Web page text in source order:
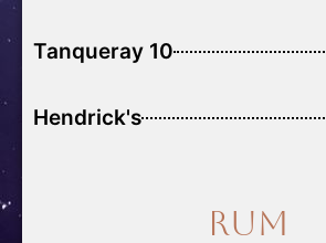
Tanqueray 10
Hendrick's
Rum